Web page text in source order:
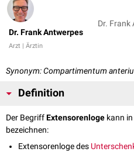
Dr. Frank Antwerpes
Arzt | Ärztin
Dr. Frank
Synonym: Compartimentum
Definition
Der BegriffExtensorenloge kann
bezeichnen:
Extensorenloge des